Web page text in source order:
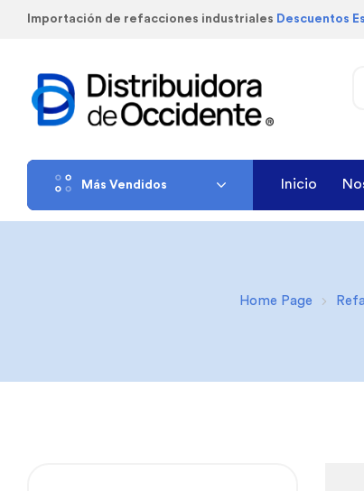
Importación de refacciones industriales Descuentos
Más Vendidos Inicio
Home Page